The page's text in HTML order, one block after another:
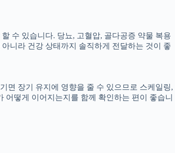
수 있습니다. 당뇨, 고혈압, 골다공증 약물 복용
니라 건강 상태까지 솔직하게 전달하는 것이 좋
면 장기 유지에 영향을 줄 수 있으므로 스케일링,
어떻게 이어지는지를 함께 확인하는 편이 좋습니